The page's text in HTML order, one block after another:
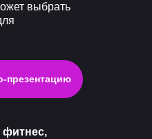
выбрать
презентацию
фитнес,